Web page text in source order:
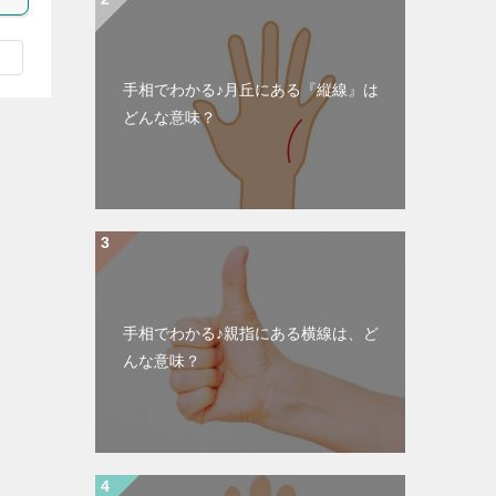
手相でわかる♪月丘にある『縦線』は
どんな意味？
手相でわかる♪親指にある横線は、ど
んな意味？